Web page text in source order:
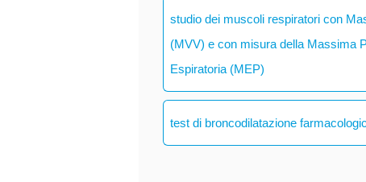
studio dei muscoli respiratori con
(MVV) e con misura della Massima
Espiratoria (MEP)
test di broncodilatazione